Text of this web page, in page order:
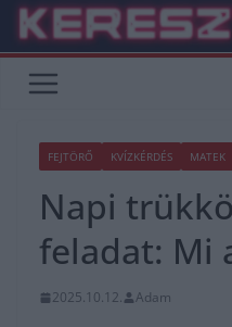
Skip
content
FEJTÖRŐ KVÍZKÉRDÉS MATEK
Napi
feladat: Mi
2025.10.12.
Adam